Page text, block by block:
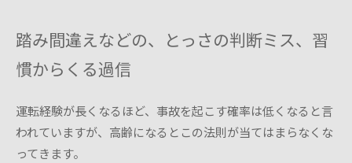
踏み間違えなどの、とっさの判断ミス、習
慣からくる過信
運転経験が長くなるほど、事故を起こす確率は低くなると言
われていますが、高齢になるとこの法則が当てはまらなくな
ってきます。